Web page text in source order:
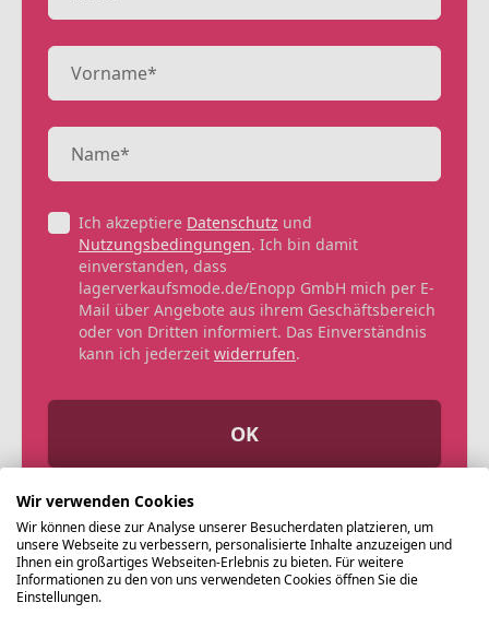
Ich akzeptiere Datenschutz und
Nutzungsbedingungen. Ich bin damit
einverstanden, dass
lagerverkaufsmode.de/Enopp GmbH mich per E-
Mail über Angebote aus ihrem Geschäftsbereich
oder von Dritten informiert. Das Einverständnis
kann ich jederzeit widerrufen.
OK
Wir verwenden Cookies
Wir können diese zur Analyse unserer Besucherdaten platzieren, um
unsere Webseite zu verbessern, personalisierte Inhalte anzuzeigen und
Ihnen ein großartiges Webseiten-Erlebnis zu bieten. Für weitere
Informationen zu den von uns verwendeten Cookies öffnen Sie die
Einstellungen.